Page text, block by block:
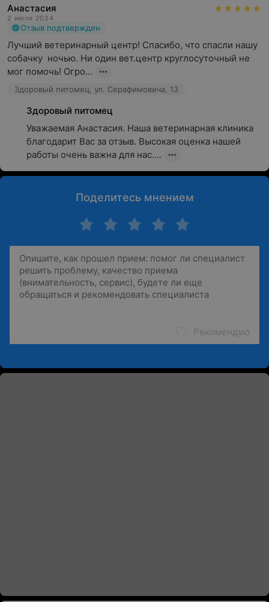
Анастасия
2 июля 2024
Отзыв подтвержден
Лучший ветеринарный центр! Спасибо, что спасли нашу
собачку  ночью. Ни один вет.центр круглосуточный не
мог помочь! Огро...
Здоровый питомец, ул. Серафимовича, 13
Здоровый питомец
Уважаемая Анастасия. Наша ветеринарная клиника
благодарит Вас за отзыв. Высокая оценка нашей
работы очень важна для нас....
Поделитесь мнением
Рекомендую